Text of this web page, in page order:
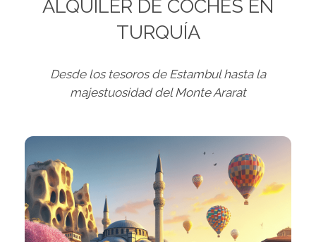
ALQUILER DE COCHES EN
TURQUÍA
Desde los tesoros de Estambul hasta la
majestuosidad del Monte Ararat